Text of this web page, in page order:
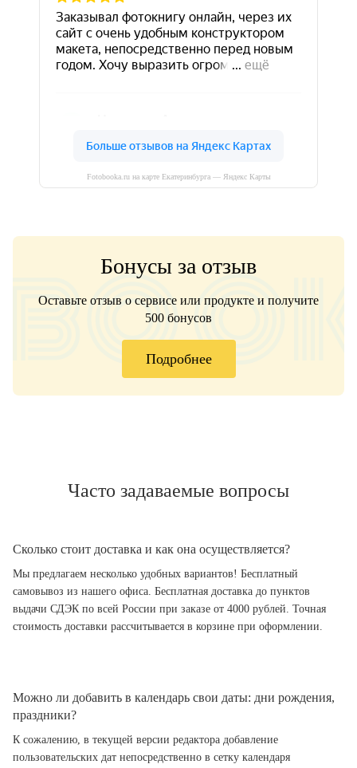
Fotobooka.ru на карте Екатеринбурга — Яндекс Карты
Бонусы за отзыв
Оставьте отзыв о сервисе или продукте и получите
500 бонусов
Подробнее
Часто задаваемые вопросы
Сколько стоит доставка и как она осуществляется?
Мы предлагаем несколько удобных вариантов! Бесплатный
самовывоз из нашего офиса. Бесплатная доставка до пунктов
выдачи СДЭК по всей России при заказе от 4000 рублей. Точная
стоимость доставки рассчитывается в корзине при оформлении.
Можно ли добавить в календарь свои даты: дни рождения,
праздники?
К сожалению, в текущей версии редактора добавление
пользовательских дат непосредственно в сетку календаря